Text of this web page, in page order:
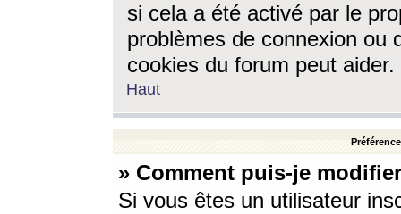
si cela a été activé par le
problèmes de connexion ou
cookies du forum peut aider.
Haut
» Comment puis-je
Si vous êtes un utilisateur